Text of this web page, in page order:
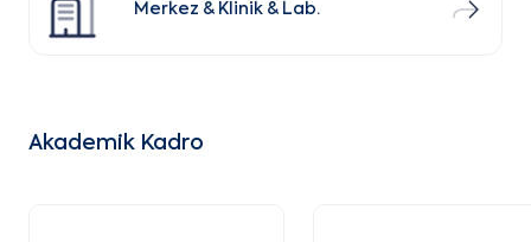
Merkez & Klinik & Lab.
Akademik Kadro